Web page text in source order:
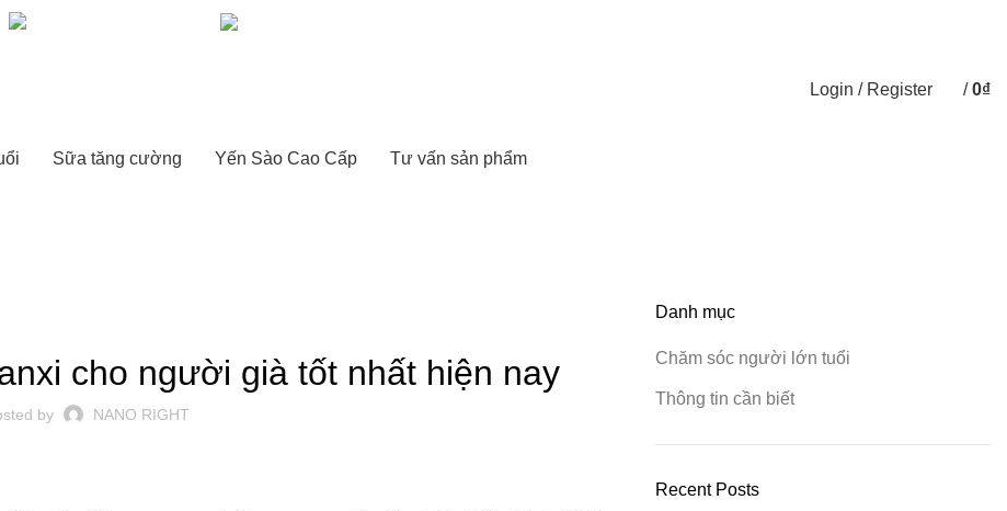
Login / Register / 0₫
Sữa tăng cường Yến Sào Cao Cấp Tư vấn sản phẩm
cho người già tốt nhất hiện nay
by NANO RIGHT
Danh mục
Chăm sóc người lớn tuổi
Thông tin cần biết
Recent Posts